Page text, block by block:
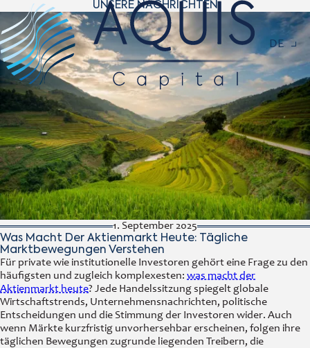
DE
UNSERE NACHRICHTEN
1. September 2025
Was Macht Der Aktienmarkt Heute: Tägliche
Marktbewegungen Verstehen
Für private wie institutionelle Investoren gehört eine Frage zu den
häufigsten und zugleich komplexesten: was macht der
Aktienmarkt heute? Jede Handelssitzung spiegelt globale
Wirtschaftstrends, Unternehmensnachrichten, politische
Entscheidungen und die Stimmung der Investoren wider. Auch
wenn Märkte kurzfristig unvorhersehbar erscheinen, folgen ihre
täglichen Bewegungen zugrunde liegenden Treibern, die